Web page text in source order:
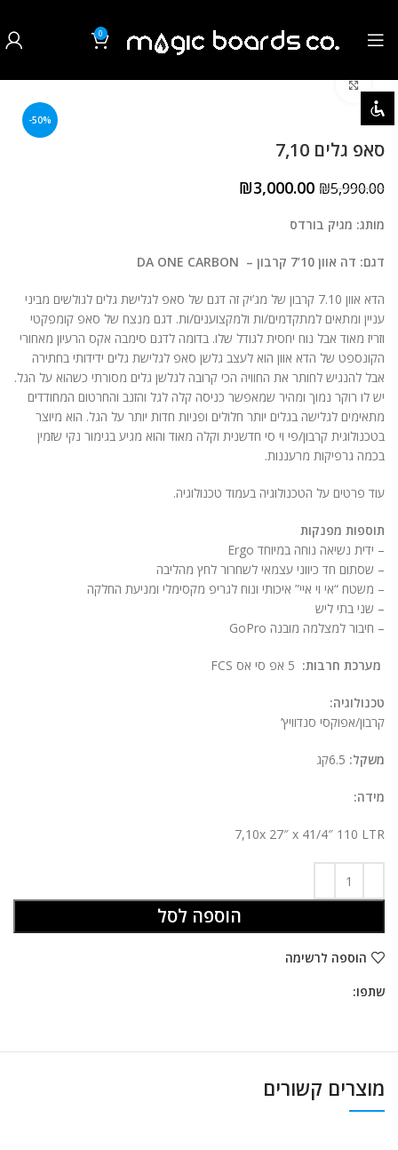
סמן כותרות
settings צבע רקע
zoom_out זום (הקטנה)
zoom_in זום (הגדלה)
remove_circle_outline הקטנת גופן
add_circle_outline הגדלת גופן
spellcheck גופן קריא
brightness_high ניגודיות בהירה
brightness_low ניגודיות כהה
הוסף קו תחתון לקישורים
סמן קישורים
לאפס
את
cached
הצהרת נגישות
0
-50%
לחצו להגדלה
סאפ גלים 7,10
₪5,990.00
₪3,000.00
מותג: מגיק בורדס
דגם: דה אוון 10’7 קרבון – DA ONE CARBON
הדא אוון 7.10 קרבון של מג’יק זה דגם של סאפ לגלישת גלים לגולשים מביני
עניין ומתאים למתקדמים/ות ולמקצוענים/ות. דגם מנצח של סאפ קומפקטי
וזריז מאוד אבל נוח יחסית לגודל שלו. בדומה לדגם סימבה אקס הרעיון מאחורי
הקונספט של הדא אוון הוא לעצב גלשן סאפ לגלישת גלים ידידותי בחתירה
אבל להנגיש לחותר את החוויה הכי קרובה לגלשן גלים מסורתי כשהוא על הגל.
יש לו רוקר נמוך ומהיר שמאפשר כניסה קלה לגל והזנב והחרטום המחודדים
מתאימים לגלישה בגלים יותר חלולים ופניות חדות יותר על הגל. הוא מיוצר
בטכנולוגית קרבון/פי וי סי חדשנית וקלה מאוד והוא מגיע בגימור נקי שזמין
בכמה גרפיקות מרעננות.
עוד פרטים על הטכנולוגיה בעמוד טכנולוגיה.
תוספות מפנקות
– ידית נשיאה נוחה במיוחד Ergo
– שסתום חד כיווני עצמאי לשחרור לחץ מהליבה
– משטח “אי וי איי” איכותי ונוח לגריפ מקסימלי ומניעת החלקה
– שני בתי ליש
– חיבור למצלמה מובנה GoPro
מערכת חרבות:
טכנולוגיה:
קרבון/אפוקסי סנדוויץ’
משקל: 6.5קג
מידה:
7,10x 27″ x 41/4″ 110 LTR
הוספה לסל
הוספה לרשימה
שתפו:
מוצרים קשורים